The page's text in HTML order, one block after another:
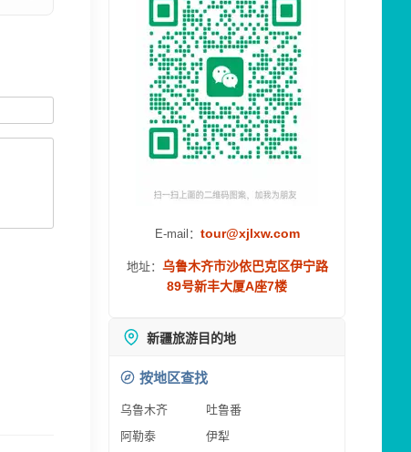
E-mail： tour@xjlxw.com
地址： 乌鲁木齐市沙依巴克区伊宁路
89号新丰大厦A座7楼
新疆旅游目的地
按地区查找
乌鲁木齐
吐鲁番
阿勒泰
伊犁